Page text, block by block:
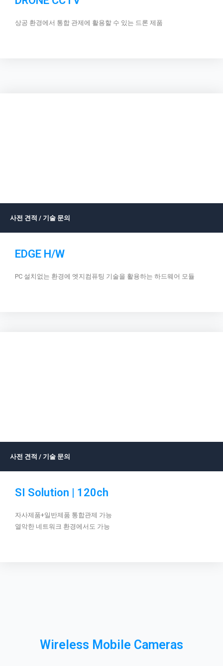
상공 환경에서 통합 관제에 활용할 수 있는 드론 제품
사전 견적 / 기술 문의
EDGE H/W
PC 설치없는 환경에 엣지컴퓨팅 기술을 활용하는 하드웨어 모듈
사전 견적 / 기술 문의
SI Solution | 120ch
자사제품+일반제품 통합관제 가능
열악한 네트워크 환경에서도 가능
Wireless Mobile Cameras